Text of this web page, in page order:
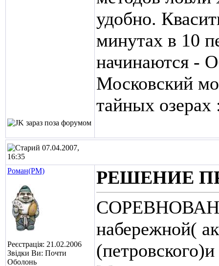
удобно.
минутах в 10
начинаются -
Московский
тайных озерах
07.04.2007,
16:35
Роман(РМ)
Реєстрація: 21.02.2006
Звідки Ви: Почти
Оболонь
РЕШЕНИЕ
набережной(